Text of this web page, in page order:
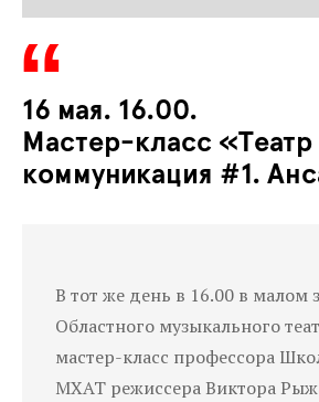
16 мая. 16.00.
Мастер-класс «Театр
коммуникация #1.
В тот же день в 16.00 в малом
Областного музыкального
мастер-класс профессора
МХАТ режиссера Виктора